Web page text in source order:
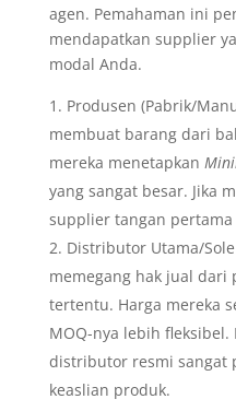
agen. Pemahaman ini
mendapatkan supplier
modal Anda.
Produsen (Pabrik/
membuat barang dari
mereka menetapkan
yang sangat besar. Jika
supplier tangan pertama
Distributor Utama/
memegang hak jual dari
tertentu. Harga mereka
MOQ-nya lebih
distributor resmi sangat
keaslian produk.